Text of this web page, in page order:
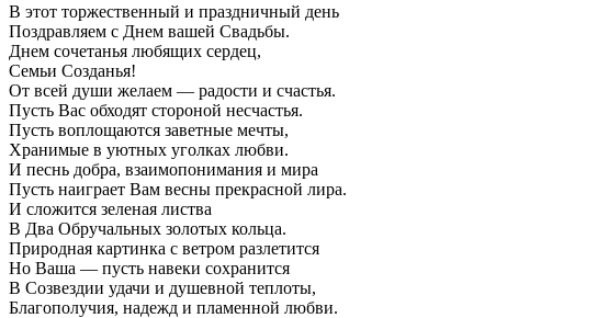
В этот торжественный и праздничный день
Поздравляем с Днем вашей Свадьбы.
Днем сочетанья любящих сердец,
Семьи Созданья!
От всей души желаем — радости и счастья.
Пусть Вас обходят стороной несчастья.
Пусть воплощаются заветные мечты,
Хранимые в уютных уголках любви.
И песнь добра, взаимопонимания и мира
Пусть наиграет Вам весны прекрасной лира.
И сложится зеленая листва
В Два Обручальных золотых кольца.
Природная картинка с ветром разлетится
Но Ваша — пусть навеки сохранится
В Созвездии удачи и душевной теплоты,
Благополучия, надежд и пламенной любви.